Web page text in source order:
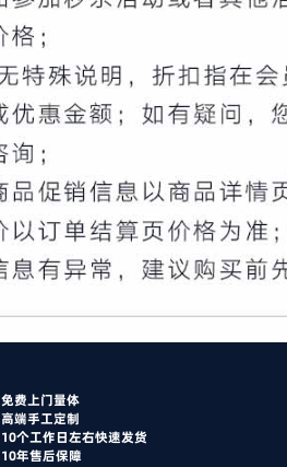
免费上门量体
高端手工定制
10个工作日左右快速发货
10年售后保障